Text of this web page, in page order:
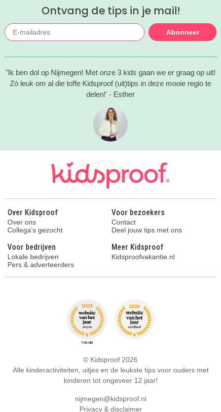
Ontvang de tips in je mail!
Abonneer
"Ik ben dol op Nijmegen! Met onze 3 kids gaan we er graag op uit!
Zó leuk om al die toffe Kidsproof (uit)tips in deze mooie regio te
delen!' - Esther
Over Kidsproof
Over ons
Collega's gezocht
Voor bezoekers
Contact
Deel jouw tips met ons
Voor bedrijven
Lokale bedrijven
Pers & adverteerders
Meer Kidsproof
Kidsproofvakantie.nl
© Kidsproof 2026
Alle kinderactiviteiten, uitjes en de leukste tips voor ouders met
kinderen tot ongeveer 12 jaar!
nijmegen@kidsproof.nl
Privacy & disclaimer